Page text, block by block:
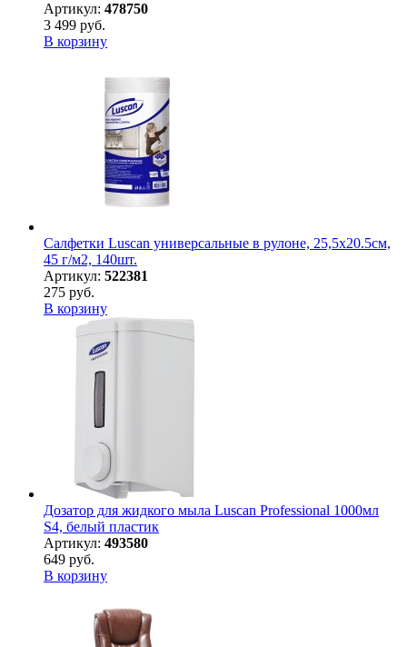
Артикул: 478750
3 499 руб.
В корзину
Салфетки Luscan универсальные в рулоне, 25,5х20.5см,
45 г/м2, 140шт.
Артикул: 522381
275 руб.
В корзину
Дозатор для жидкого мыла Luscan Professional 1000мл
S4, белый пластик
Артикул: 493580
649 руб.
В корзину